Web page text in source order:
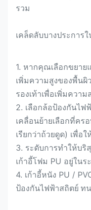
รวม
เคล็ดลับบางประการ
1. หากคุณเลือกขยาย
เพิ่มความสูงของพื้น
รองเท้าเพื่อเพิ่มความ
2. เลือกล้อป้องกันไฟ
เคลื่อนย้ายเลือกที่คร
เรียกว่าถ้วยดูด) เพื่อใ
3. ระดับการทำให้บริ
เก้าอี้โฟม PU อยู่ในร
4. เก้าอี้หนัง PU /
ป้องกันไฟฟ้าสถิตย์ ท